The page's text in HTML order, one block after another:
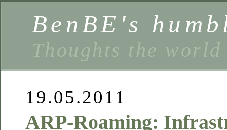
BenBE's
Thoughts the
19.05.2011
ARP-Roaming: